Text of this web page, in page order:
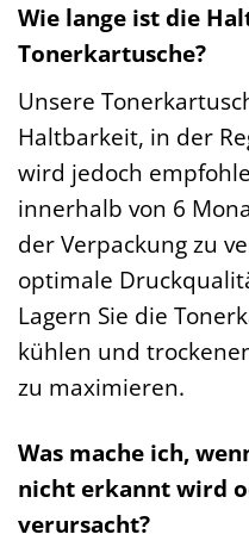
Wie lange ist die
Tonerkartusche?
Unsere
Haltbarkeit, in der
wird jedoch
innerhalb von 6
der Verpackung zu
optimale
Lagern Sie die
kühlen und
zu maximieren.
Was mache ich,
nicht erkannt wird
verursacht?